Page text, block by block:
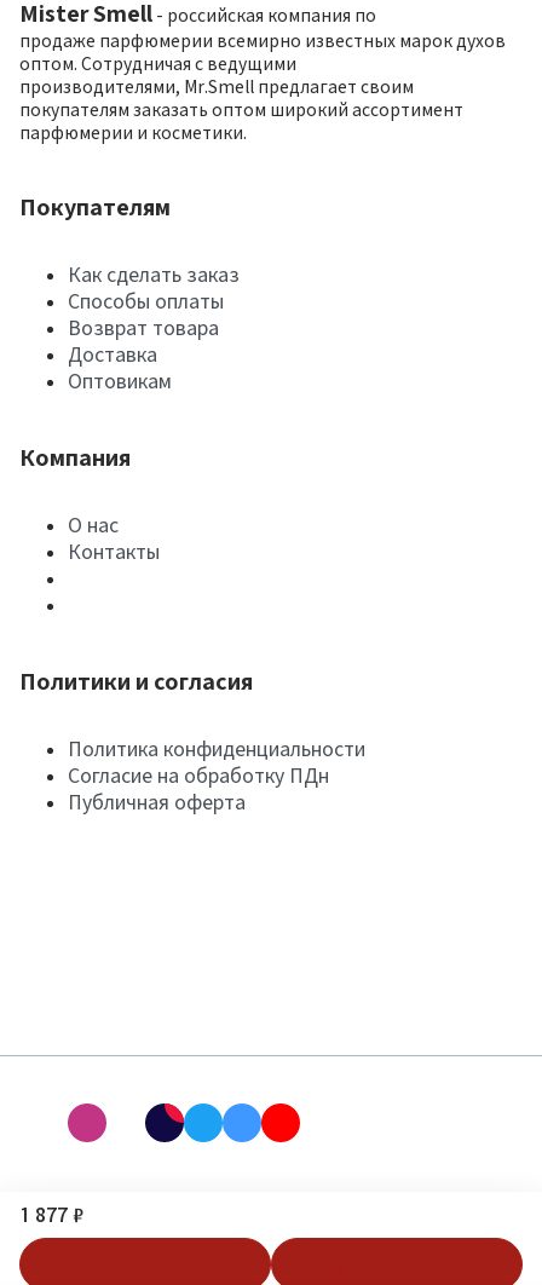
1 877 ₽
Mister Smell - российская компания по
продаже парфюмерии всемирно известных марок духов
оптом. Сотрудничая с ведущими
производителями, Mr.Smell предлагает своим
покупателям заказать оптом широкий ассортимент
парфюмерии и косметики.
Покупателям
Как сделать заказ
Способы оплаты
Возврат товара
Доставка
Оптовикам
Компания
О нас
Контакты
Политики и согласия
Политика конфиденциальности
Согласие на обработку ПДн
Публичная оферта